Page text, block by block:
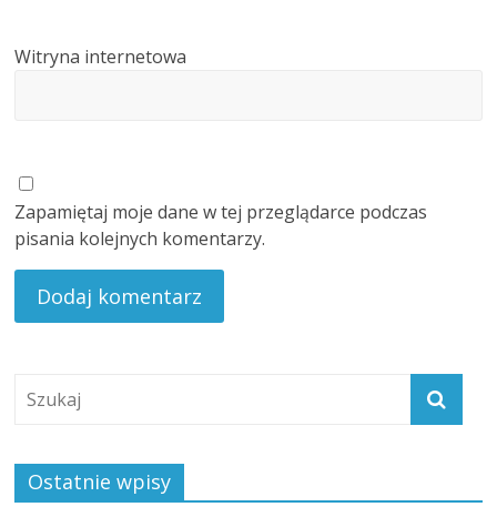
Witryna internetowa
Zapamiętaj moje dane w tej przeglądarce podczas
pisania kolejnych komentarzy.
Ostatnie wpisy